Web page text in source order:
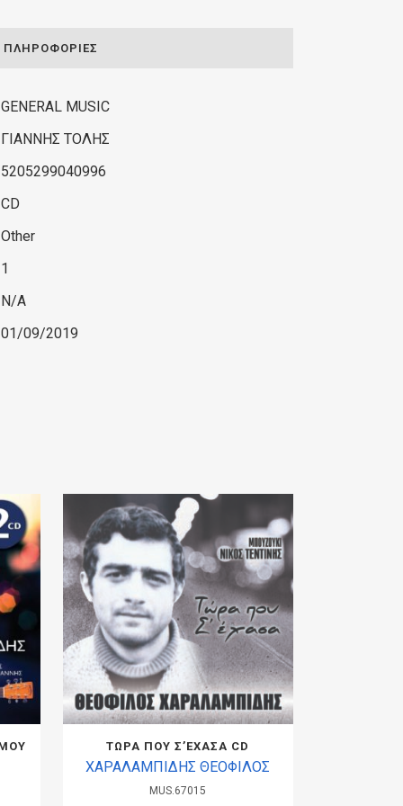
ΠΛΗΡΟΦΟΡΊΕΣ
GENERAL MUSIC
ΓΙΑΝΝΗΣ ΤΟΛΗΣ
5205299040996
CD
Other
1
N/A
01/09/2019
ΤΩΡΑ ΠΟΥ Σ’ΕΧΑΣΑ CD
ΧΑΡΑΛΑΜΠΙΔΗΣ ΘΕΟΦΙΛΟΣ
MUS.67015